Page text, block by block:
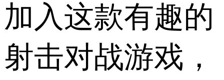
加入这款有趣的
射击对战游戏，